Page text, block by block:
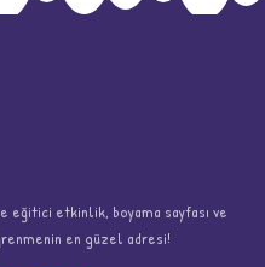
eğitici etkinlik, boyama sayfası ve
en güzel adresi!